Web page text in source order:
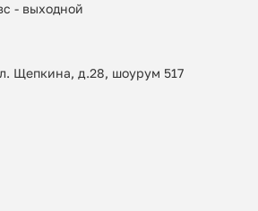
- выходной
Щепкина, д.28, шоурум 517